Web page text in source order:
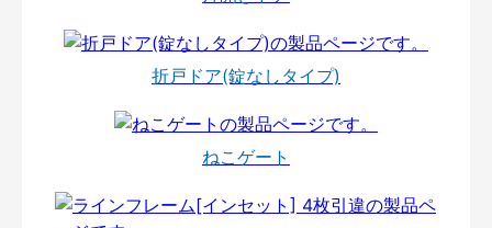
折戸ドア(錠なしタイプ)
ねこゲート